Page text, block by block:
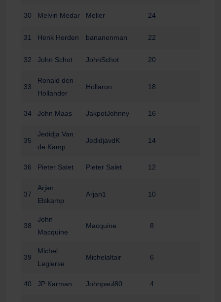
30 Melvin Medar Meller 24
31 Henk Horden bananenman 22
32 John Schot JohnSchot 20
33
Ronald den
Hollander
Hollaron 18
34 John Maas JakpotJohnny 16
35
Jedidja Van
de Kamp
JedidjavdK 14
36 Pieter Salet Pieter Salet 12
37
Arjan
Elskamp
Arjan1 10
38
John
Macquine
Macquine 8
39
Michel
Legierse
Michelaltair 6
40 JP Karman Johnpaul80 4